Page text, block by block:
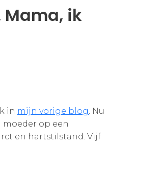
ik
in mijn vorige blog. Nu
op een
en hartstilstand. Vijf